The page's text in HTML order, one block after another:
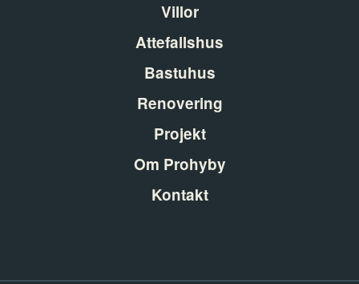
Villor
Attefallshus
Bastuhus
Renovering
Projekt
Om Prohyby
Kontakt